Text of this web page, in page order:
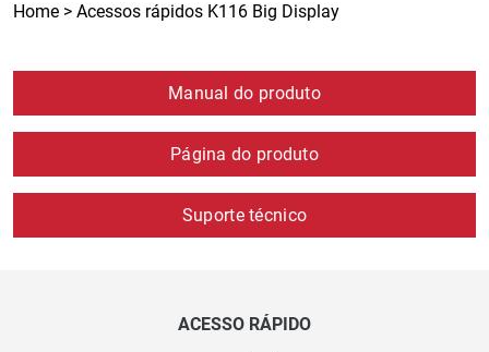
Home > Acessos rápidos K116 Big Display
Manual do produto
Página do produto
Suporte técnico
ACESSO RÁPIDO